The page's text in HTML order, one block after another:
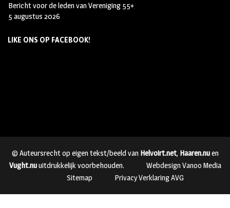
Bericht voor de leden van Vereniging 55+
5 augustus 2026
LIKE ONS OP FACEBOOK!
© Auteursrecht op eigen tekst/beeld van Helvoirt.net, Haaren.nuen
Vught.nuuitdrukkelijk voorbehouden.
Webdesign Vanoo Media
Sitemap
Privacy Verklaring AVG